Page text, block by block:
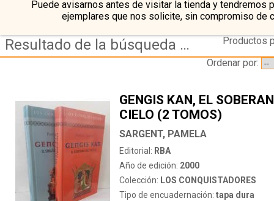
Puede avisarnos antes de visitar la tienda y tendremos
ejemplares que nos solicite, sin compromiso de
Resultado de la búsqueda de autor sargent,-pamela
Productos
Ordenar por:
GENGIS KAN, EL
CIELO (2 TOMOS)
SARGENT, PAMELA
Editorial: RBA
Año de edición: 2000
Colección: LOS CONQUISTADORES
Tipo de encuadernación: tapa dura